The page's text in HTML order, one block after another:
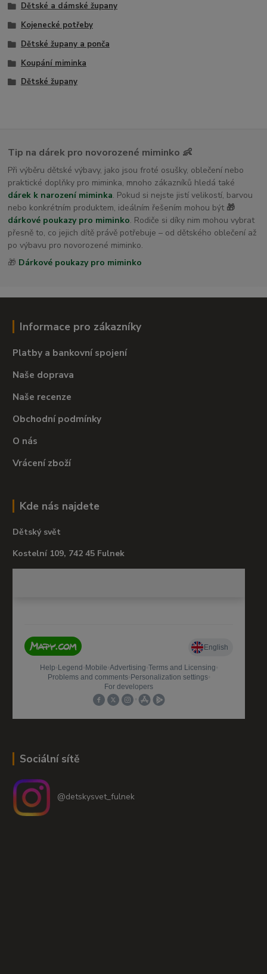
Dětské a dámské župany
Kojenecké potřeby
Dětské župany a ponča
Koupání miminka
Dětské župany
Tip na dárek pro novorozené miminko 👶
Při výběru dětské výbavy, jako jsou froté osušky, oblečení nebo
praktické doplňky pro miminka, mnoho zákazníků hledá také
dárek k narození miminka. Pokud si nejste jistí velikostí, barvou
nebo konkrétním produktem, ideálním řešením mohou být 🎁
dárkové poukazy pro miminko. Rodiče si díky nim mohou vybrat
přesně to, co jejich dítě právě potřebuje – od dětského oblečení až
po výbavu pro novorozené miminko.
🎁 Dárkové poukazy pro miminko
Informace pro zákazníky
Platby a bankovní spojení
Naše doprava
Naše recenze
Obchodní podmínky
O nás
Vrácení zboží
Kde nás najdete
Dětský svět
Kostelní 109, 742 45 Fulnek
Sociální sítě
@detskysvet_fulnek